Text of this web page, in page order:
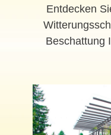
Entdecken
Beschattung